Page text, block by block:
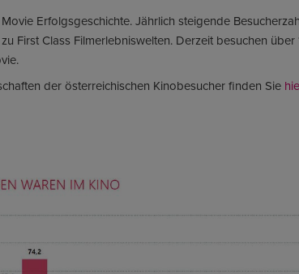
Erfolgsgeschichte. Jährlich steigende
First Class Filmerlebniswelten. Derzeit besuchen
der österreichischen Kinobesucher finden Sie